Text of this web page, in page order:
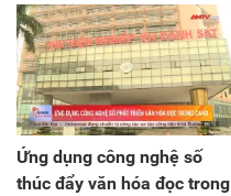
Ứng dụng công nghệ số
thúc đẩy văn hóa đọc trong